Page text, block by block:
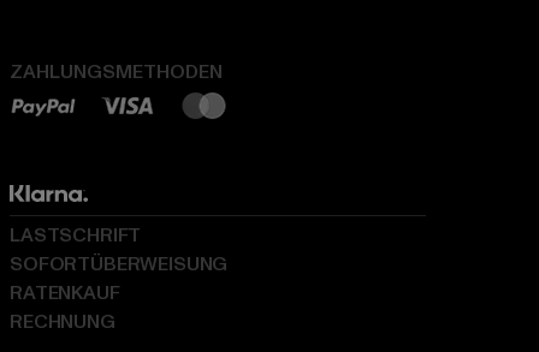
ZAHLUNGSMETHODEN
LASTSCHRIFT
SOFORTÜBERWEISUNG
RATENKAUF
RECHNUNG